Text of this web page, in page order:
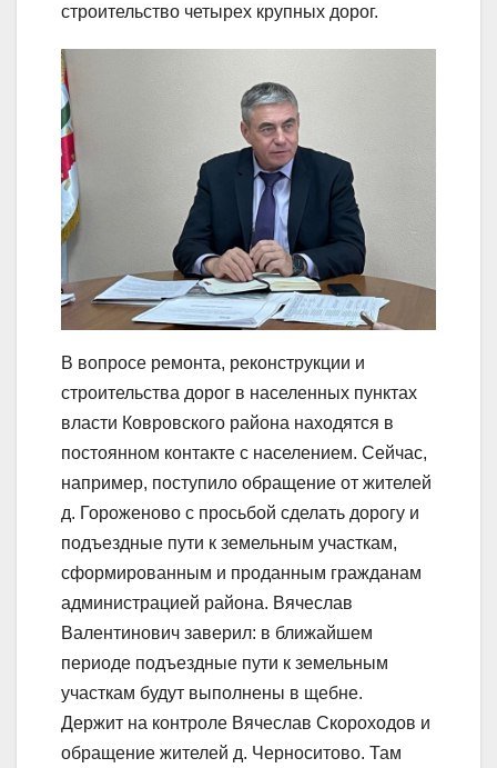
строительство четырех крупных дорог.
В вопросе ремонта, реконструкции и
строительства дорог в населенных пунктах
власти Ковровского района находятся в
постоянном контакте с населением. Сейчас,
например, поступило обращение от жителей
д. Гороженово с просьбой сделать дорогу и
подъездные пути к земельным участкам,
сформированным и проданным гражданам
администрацией района. Вячеслав
Валентинович заверил: в ближайшем
периоде подъездные пути к земельным
участкам будут выполнены в щебне.
Держит на контроле Вячеслав Скороходов и
обращение жителей д. Черноситово. Там